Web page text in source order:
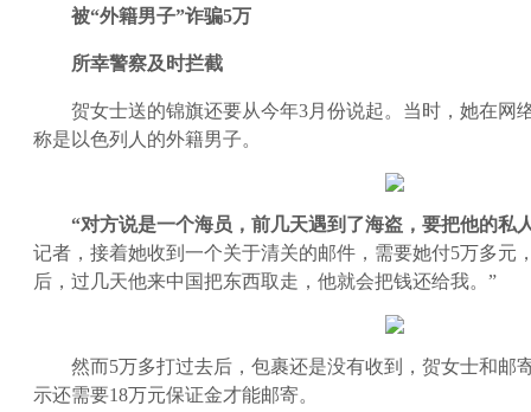
被“外籍男子”诈骗5万
所幸警察及时拦截
贺女士送的锦旗还要从今年3月份说起。当时，她在网
称是以色列人的外籍男子。
“对方说是一个海员，前几天遇到了海盗，要把他的私
记者，接着她收到一个关于清关的邮件，需要她付5万多元
后，过几天他来中国把东西取走，他就会把钱还给我。”
然而5万多打过去后，包裹还是没有收到，贺女士和邮
示还需要18万元保证金才能邮寄。